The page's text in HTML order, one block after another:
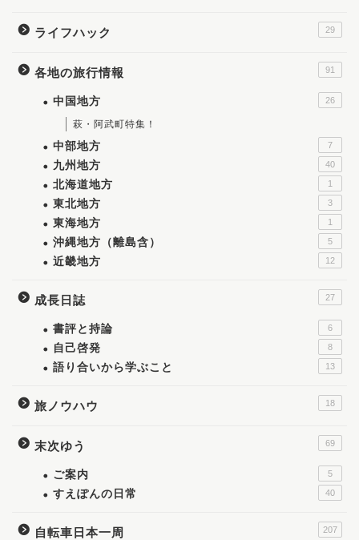
ライフハック 29
各地の旅行情報 91
中国地方 26
萩・阿武町特集！
中部地方 7
九州地方 40
北海道地方 1
東北地方 3
東海地方 1
沖縄地方（離島含） 5
近畿地方 12
成長日誌 27
書評と持論 6
自己啓発 8
語り合いから学ぶこと 13
旅ノウハウ 18
末次ゆう 69
ご案内 5
すえぽんの日常 40
自転車日本一周 207